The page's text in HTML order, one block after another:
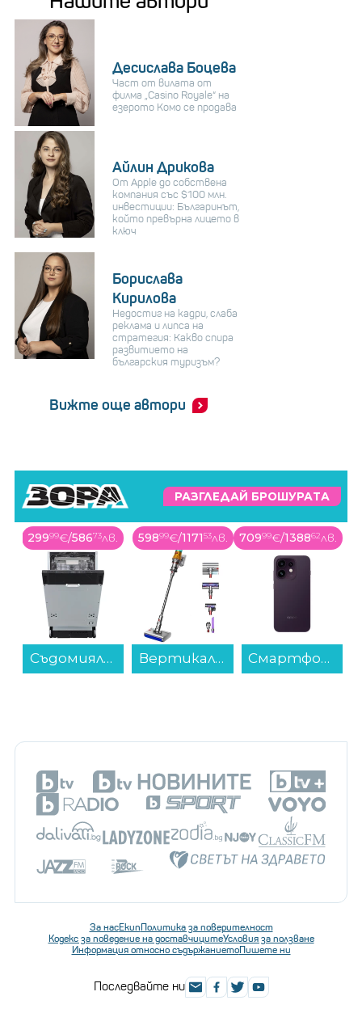
Десислава Боцева
Част от вилата от
филма „Casino Royale“ на
езерото Комо се продава
Айлин Дрикова
От Apple до собствена
компания със $100 млн.
инвестиции: Българинът,
който превърна лицето в
ключ
Борислава
Кирилова
Недостиг на кадри, слаба
реклама и липса на
стратегия: Какво спира
развитието на
българския туризъм?
Вижте още автори
РАЗГЛЕДАЙ БРОШУРАТА
29999€/58673лв.
Съдомиялна машина за вграждане Finlux DFX4573ABI , 10 комплекта, 450 Ш, мм, C...
59899€/117153лв.
Вертикална прахосмукачка Dyson V12s Detect Slim Submarine (485350-01)...
70999€/138862лв.
Смартфон OPPO Reno 16 5G PURPLE BLACK 512/8 , 512 GB, 8 GB...
За насЕкипПолитика за поверителност
Кодекс за поведение на доставчицитеУсловия за ползване
Информация относно съдържаниетоПишете ни
Последвайте ни